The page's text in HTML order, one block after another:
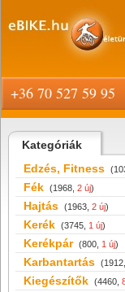
Kategóriák
Edzés, Fitness
Fék (1968, 2 új)
Hajtás (1963, 2 új)
Kerék (3745, 1 új)
Kerékpár (800, 1 új)
Karbantartás (1912,
Kiegészítők (4460,
+36 70 527 59 95